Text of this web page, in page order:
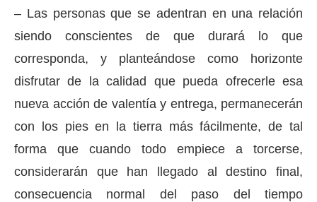
– Las personas que se adentran en una relación
siendo conscientes de que durará lo que
corresponda, y planteándose como horizonte
disfrutar de la calidad que pueda ofrecerle esa
nueva acción de valentía y entrega, permanecerán
con los pies en la tierra más fácilmente, de tal
forma que cuando todo empiece a torcerse,
considerarán que han llegado al destino final,
consecuencia normal del paso del tiempo